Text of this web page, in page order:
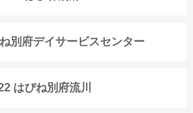
別府デイサービスセンター
はぴね別府流川